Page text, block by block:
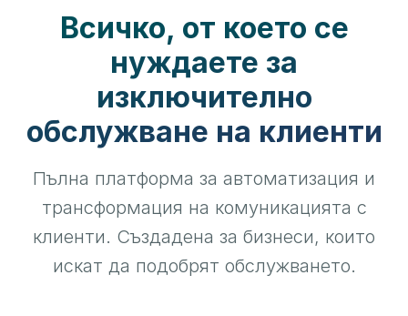
Всичко, от което се
нуждаете за
изключително
обслужване на клиенти
Пълна платформа за автоматизация и
трансформация на комуникацията с
клиенти. Създадена за бизнеси, които
искат да подобрят обслужването.